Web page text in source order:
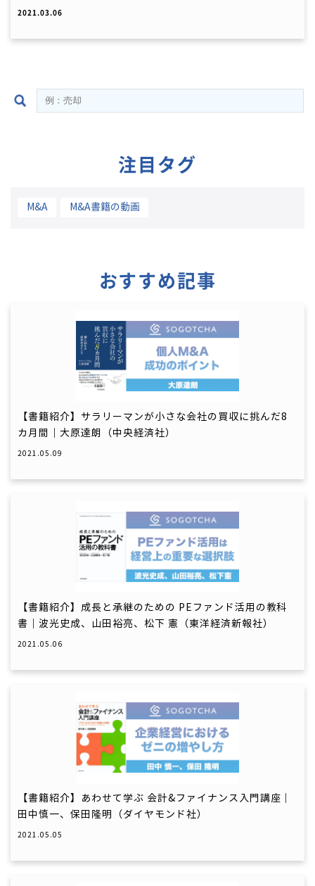
2021.03.06
注目タグ
M&A M&A書籍の動画
おすすめ記事
【書籍紹介】サラリーマンが小さな会社の買収に挑んだ8
カ月間｜大原達朗（中央経済社）
2021.05.09
【書籍紹介】成長と承継のための PEファンド活用の教科
書｜波光史成、山田裕亮、松下 憲（東洋経済新報社）
2021.05.06
【書籍紹介】あわせて学ぶ 会計&ファイナンス入門講座｜
田中慎一、保田隆明（ダイヤモンド社）
2021.05.05